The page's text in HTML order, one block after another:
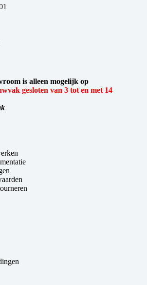
is alleen mogelijk op
gesloten van 3 tot en met 14